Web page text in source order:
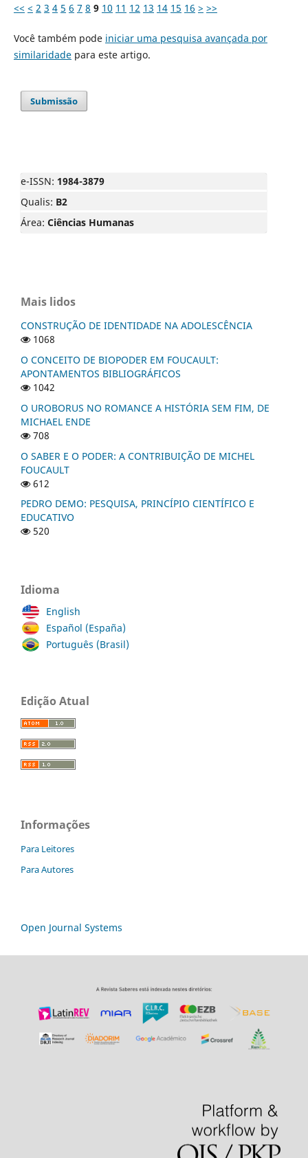
<< < 2 3 4 5 6 7 8 9 10 11 12 13 14 15 16 > >>
Você também pode iniciar uma pesquisa avançada por
similaridadepara este artigo.
Submissão
e-ISSN: 1984-3879
Qualis: B2
Área: Ciências Humanas
Mais lidos
CONSTRUÇÃO DE IDENTIDADE NA ADOLESCÊNCIA
1068
O CONCEITO DE BIOPODER EM FOUCAULT:
APONTAMENTOS BIBLIOGRÁFICOS
1042
O UROBORUS NO ROMANCE A HISTÓRIA SEM FIM, DE
MICHAEL ENDE
708
O SABER E O PODER: A CONTRIBUIÇÃO DE MICHEL
FOUCAULT
612
PEDRO DEMO: PESQUISA, PRINCÍPIO CIENTÍFICO E
EDUCATIVO
520
Idioma
English
Español (España)
Português (Brasil)
Edição Atual
Informações
Para Leitores
Para Autores
Open Journal Systems